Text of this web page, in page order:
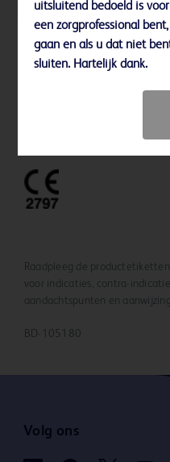
Referenties
beschikbaar zijn in uw regio.
Raadpleeg de
voor indicaties, contra-
aandachtspunten en
BD-105180
Volg ons
uitsluitend bedoeld is
een zorgprofessional
gaan en als u dat niet
sluiten. Hartelijk dank.